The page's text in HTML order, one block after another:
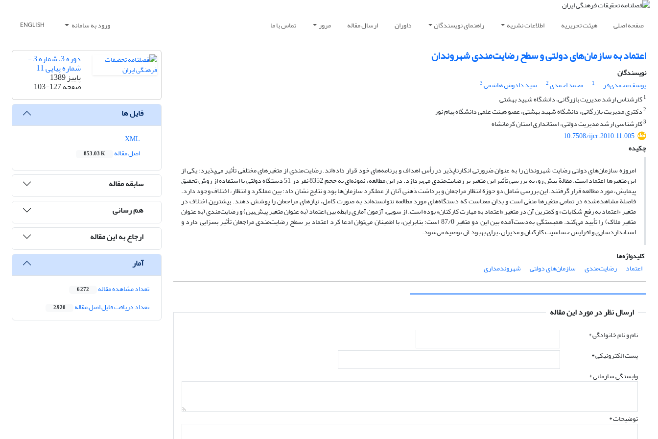
صفحه اصلی هیئت تحریریه اطلاعات نشریه راهنمای نویسندگان داوران ارسال مقاله مرور تماس با ما ورود به سامانه ENGLISH
اعتماد به سازمان‌های دولتی و سطح رضایت‌مندی شهروندان
نویسندگان
یوسف محمدی‌فر
1 محمد احمدی2 سید دادوش هاشمی3
1کارشناس ارشد مدیریت بازرگانی، دانشگاه شهید بهشتی
2دکتری مدیریت بازرگانی، دانشگاه شهید بهشتی، عضو هیئت علمی دانشگاه پیام نور
3کارشناسی ارشد مدیریت دولتی، استانداری استان کرمانشاه
10.7508/ijcr.2010.11.005
چکیده
امروزه سازمان‌های دولتی رضایت شهروندان را به عنوان ضرورتی انکار‌ناپذیر در رأس اهداف و برنامه‌های خود قرار داده‌اند. رضایت‌مندی از متغیرهای مختلفی تأثیر می‌پذیرد؛ یکی از
این متغیرها اعتماد است. مقالة پیش رو، به بررسی تأثیر این متغیر بر رضایت‌مندی می‌پردازد. در این مطالعه، نمونه‌ای به حجم 8352 نفر در 51 دستگاه دولتی با استفاده از روش تحقیق
پیمایش، مورد مطالعه قرار گرفتند. این بررسی شامل دو حوزة انتظار مراجعان و برداشت ذهنی آنان از عملکرد سازمان‌ها بود و نتایج نشان داد؛ بین عملکرد و انتظار، اختلاف وجود دارد.
فاصلة مشاهده‌شده در تمامی متغیرها منفی است و بدان معناست که دستگاه‌های مورد مطالعه نتوانسته‌اند به صورت کامل، نیازهای مراجعان را پوشش دهند. بیشترین اختلاف در
متغیر «اعتماد به رفع شکایات» و کمترین آن در متغیر «اعتماد به مهارت کارکنان» بوده است. از سویی، آزمون آماری رابطه بین اعتماد (به عنوان متغیر پیش‌بین) و رضایت‌مندی (به عنوان
متغیر ملاک) را تأیید می‌کند. همبستگی به‌دست‌آمده بین این دو متغیر 87/0 است؛ بنابراین، با اطمینان می‌توان ادعا کرد اعتماد بر سطح رضایت‌مندی مراجعان تأثیر بسزایی دارد و
استاندارد‌سازی و افزایش حساسیت کارکنان و مدیران، برای بهبود آن توصیه می‌شود.
کلیدواژه‌ها
اعتماد
رضایت‌مندی سازمان‌های دولتی شهروند‌مداری
ارسال نظر در مورد این مقاله
نام و نام خانوادگی*
پست الکترونیکی*
وابستگی سازمانی *
توضیحات *
دوره 3، شماره 3 -
شماره پیاپی 11
پاییز 1389
صفحه103-127
فایل ها
اصل مقاله
853.03 K
سابقه مقاله
هم رسانی
ارجاع به این مقاله
آمار
تعداد مشاهده مقاله 6,272
تعداد دریافت فایل اصل مقاله 2,920